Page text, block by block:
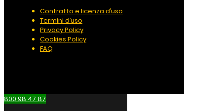
Contratto e licenza d’uso
Termini d’uso
Privacy Policy
Cookies Policy
FAQ
800 98 47 87